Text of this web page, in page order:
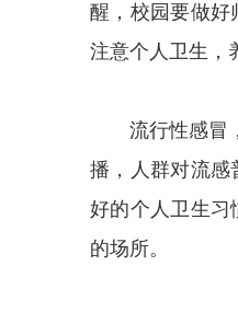
醒，校园要做好
注意个人卫生，
流行性感冒
播，人群对流感
好的个人卫生习
的场所。